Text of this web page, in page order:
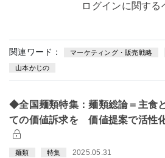
ログインに関する
関連ワード： マーケティング・販売戦略
山本かじの
◆全国麺類特集：麺類総論＝主食
ての価値訴求を 価値提案で活性
麺類 特集 2025.05.31